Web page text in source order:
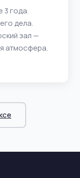
3 года.
дела.
зал —
атмосфера.